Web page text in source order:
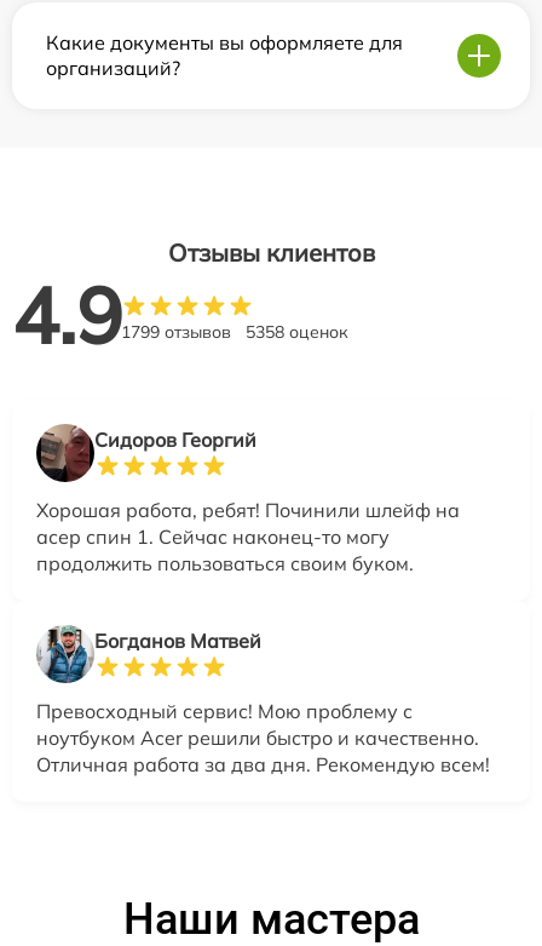
Какие документы вы оформляете для
организаций?
Отзывы клиентов
4.91799 отзывов 5358 оценок
Сидоров Георгий
Хорошая работа, ребят! Починили шлейф на
асер спин 1. Сейчас наконец-то могу
продолжить пользоваться своим буком.
Богданов Матвей
Превосходный сервис! Мою проблему с
ноутбуком Acer решили быстро и качественно.
Отличная работа за два дня. Рекомендую всем!
Наши мастера